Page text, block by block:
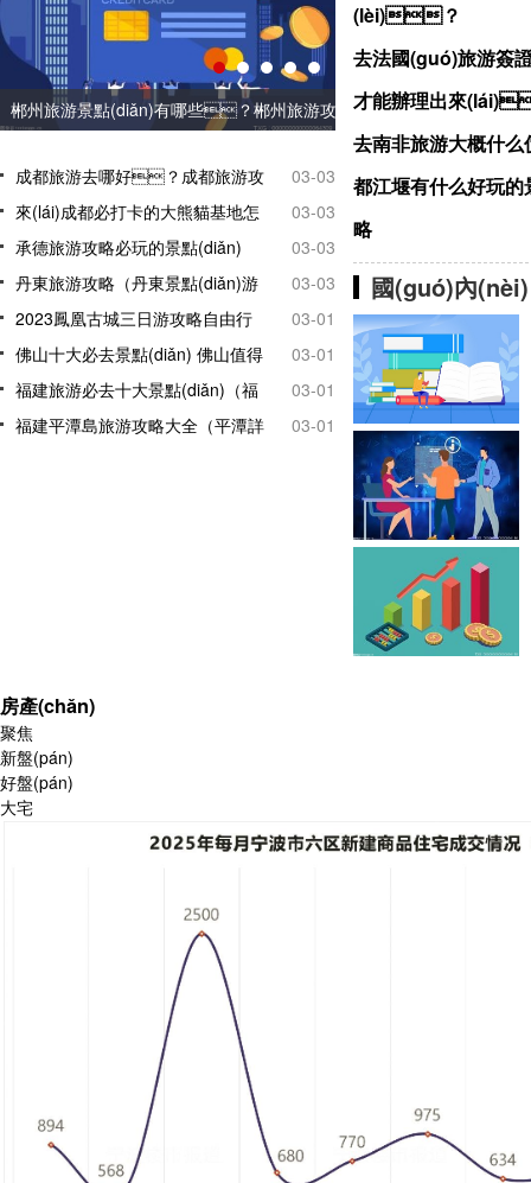
江西婺源旅游要多少錢(qián)?江西婺源最值得去的地
2023江蘇興化千垛油菜花節(jié)是什么時(shí)
2023年婺源油菜花最佳觀(guān)賞時(shí)間 季節(jié)
河南仙門(mén)山仰韶古村80面大鼓齊響喚春 精彩演
郴州旅游景點(diǎn)有哪些？郴州旅游攻略景點
03-03
成都旅游去哪好？成都旅游攻
略自由行攻略
03-03
來(lái)成都必打卡的大熊貓基地怎
么玩？成都熊貓基地游
玩攻略
03-03
承德旅游攻略必玩的景點(diǎn)
（承德旅游必去景點(diǎn)介紹）
03-03
丹東旅游攻略（丹東景點(diǎn)游
玩攻略大全）
03-01
2023鳳凰古城三日游攻略自由行
（必去景點(diǎn)和省錢(qián)旅
行推薦）
03-01
佛山十大必去景點(diǎn) 佛山值得
去的景點(diǎn)
03-01
福建旅游必去十大景點(diǎn)（福
建旅游景點(diǎn)排行榜）
03-01
福建平潭島旅游攻略大全（平潭詳
(lèi)？
去法國(guó)旅游簽
才能辦理出來
去南非旅游大概什
都江堰有什么好玩
略
國(guó)內(nèi)
房產(chǎn)
聚焦
新盤(pán)
好盤(pán)
大宅